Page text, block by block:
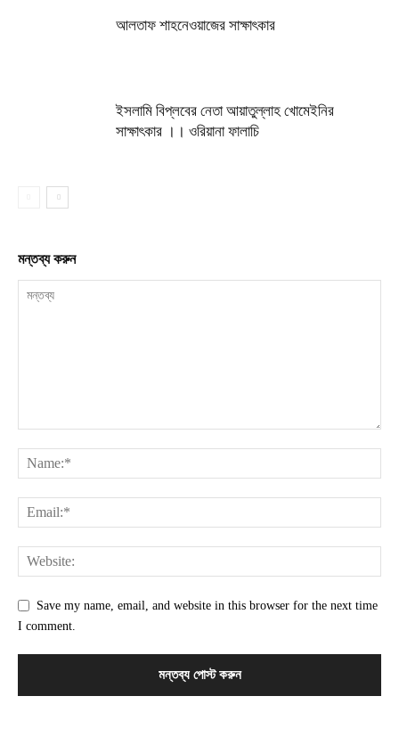
আলতাফ শাহনেওয়াজের সাক্ষাৎকার
ইসলামি বিপ্লবের নেতা আয়াতুল্লাহ খোমেইনির
সাক্ষাৎকার ।। ওরিয়ানা ফালাচি
মন্তব্য করুন
Save my name, email, and website in this browser for the next time
I comment.